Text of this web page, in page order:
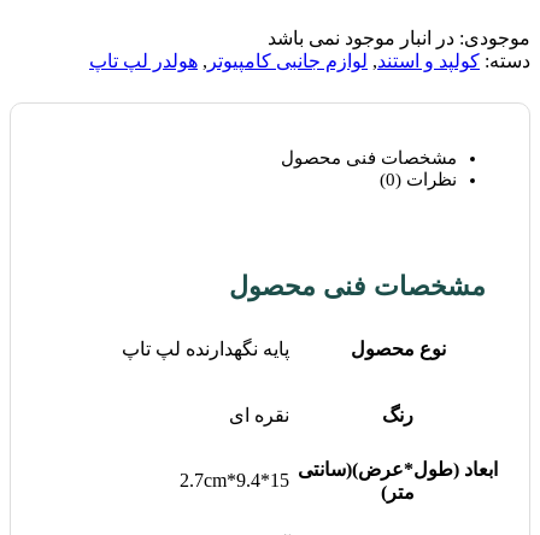
موجودی: در انبار موجود نمی باشد
دسته: کولپد و استند, لوازم جانبی کامپیوتر , هولدر لپ تاپ
مشخصات فنی محصول
نظرات (0)
مشخصات فنی محصول
نوع محصول پایه نگهدارنده لپ تاپ
رنگ نقره ای
ابعاد (طول*عرض)(سانتی
متر)
15*9.4*2.7cm